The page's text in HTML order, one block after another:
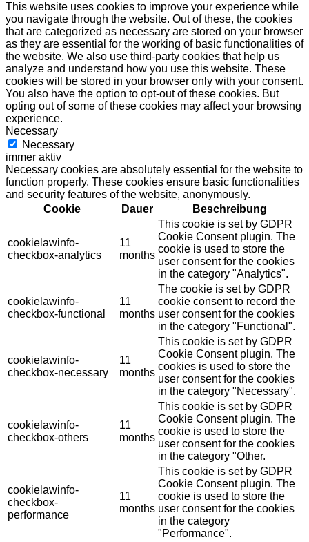
This website uses cookies to improve your experience while
you navigate through the website. Out of these, the cookies
that are categorized as necessary are stored on your browser
as they are essential for the working of basic functionalities of
the website. We also use third-party cookies that help us
analyze and understand how you use this website. These
cookies will be stored in your browser only with your consent.
You also have the option to opt-out of these cookies. But
opting out of some of these cookies may affect your browsing
experience.
Necessary
Necessary
immer aktiv
Necessary cookies are absolutely essential for the website to
function properly. These cookies ensure basic functionalities
and security features of the website, anonymously.
Cookie
Dauer Beschreibung
cookielawinfo-
checkbox-analytics
11
months
This cookie is set by GDPR
Cookie Consent plugin. The
cookie is used to store the
user consent for the cookies
in the category "Analytics".
cookielawinfo-
checkbox-functional
11
months
The cookie is set by GDPR
cookie consent to record the
user consent for the cookies
in the category "Functional".
cookielawinfo-
checkbox-necessary
11
months
This cookie is set by GDPR
Cookie Consent plugin. The
cookies is used to store the
user consent for the cookies
in the category "Necessary".
cookielawinfo-
checkbox-others
11
months
This cookie is set by GDPR
Cookie Consent plugin. The
cookie is used to store the
user consent for the cookies
in the category "Other.
cookielawinfo-
checkbox-
performance
11
months
This cookie is set by GDPR
Cookie Consent plugin. The
cookie is used to store the
user consent for the cookies
in the category
"Performance".